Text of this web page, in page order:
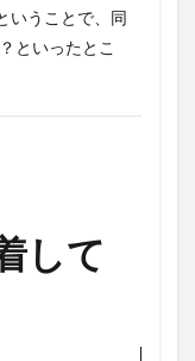
いうことで、同
といったとこ
して